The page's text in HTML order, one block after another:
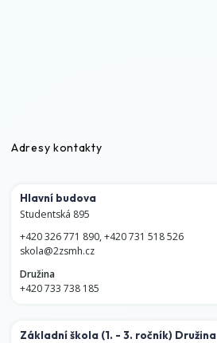
Adresy kontakty
Hlavní budova
Studentská 895
+420 326 771 890,+420 731 518 526
skola@2zsmh.cz
Družina
+420 733 738 185
Základní škola (1. - 3. ročník) Družina